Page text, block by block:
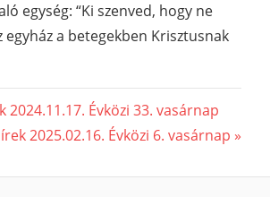
egység: “Ki szenved, hogy ne
egyház a betegekben Krisztusnak
2024.11.17. Évközi 33. vasárnap
2025.02.16. Évközi 6. vasárnap